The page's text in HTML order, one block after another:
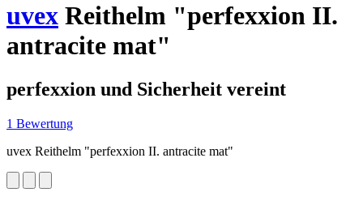
uvex Reithelm "perfexxion II.
antracite mat"
perfexxion und Sicherheit vereint
1 Bewertung
uvex Reithelm "perfexxion II. antracite mat"